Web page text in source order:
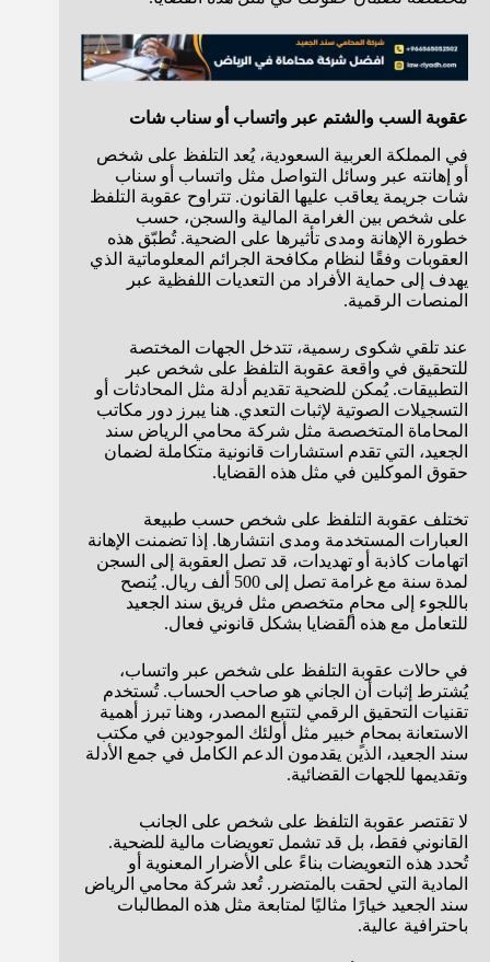
عقوبة السب والشتم عبر واتساب أو سناب شات
في المملكة العربية السعودية، يُعد التلفظ على شخص
أو إهانته عبر وسائل التواصل مثل واتساب أو سناب
شات جريمة يعاقب عليها القانون. تتراوح عقوبة التلفظ
على شخص بين الغرامة المالية والسجن، حسب
خطورة الإهانة ومدى تأثيرها على الضحية. تُطبّق هذه
العقوبات وفقًا لنظام مكافحة الجرائم المعلوماتية الذي
يهدف إلى حماية الأفراد من التعديات اللفظية عبر
المنصات الرقمية.
عند تلقي شكوى رسمية، تتدخل الجهات المختصة
للتحقيق في واقعة عقوبة التلفظ على شخص عبر
التطبيقات. يُمكن للضحية تقديم أدلة مثل المحادثات أو
التسجيلات الصوتية لإثبات التعدي. هنا يبرز دور مكاتب
المحاماة المتخصصة مثل شركة محامي الرياض سند
الجعيد، التي تقدم استشارات قانونية متكاملة لضمان
حقوق الموكلين في مثل هذه القضايا.
تختلف عقوبة التلفظ على شخص حسب طبيعة
العبارات المستخدمة ومدى انتشارها. إذا تضمنت الإهانة
اتهامات كاذبة أو تهديدات، قد تصل العقوبة إلى السجن
لمدة سنة مع غرامة تصل إلى 500 ألف ريال. يُنصح
باللجوء إلى محامٍ متخصص مثل فريق سند الجعيد
للتعامل مع هذه القضايا بشكل قانوني فعال.
في حالات عقوبة التلفظ على شخص عبر واتساب،
يُشترط إثبات أن الجاني هو صاحب الحساب. تُستخدم
تقنيات التحقيق الرقمي لتتبع المصدر، وهنا تبرز أهمية
الاستعانة بمحامٍ خبير مثل أولئك الموجودين في مكتب
سند الجعيد، الذين يقدمون الدعم الكامل في جمع الأدلة
وتقديمها للجهات القضائية.
لا تقتصر عقوبة التلفظ على شخص على الجانب
القانوني فقط، بل قد تشمل تعويضات مالية للضحية.
تُحدد هذه التعويضات بناءً على الأضرار المعنوية أو
المادية التي لحقت بالمتضرر. تُعد شركة محامي الرياض
سند الجعيد خيارًا مثاليًا لمتابعة مثل هذه المطالبات
باحترافية عالية.